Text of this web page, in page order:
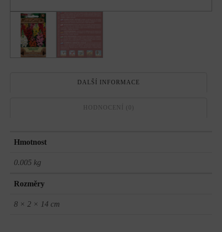
DALŠÍ INFORMACE
HODNOCENÍ (0)
Hmotnost
0.005 kg
Rozměry
8 × 2 × 14 cm